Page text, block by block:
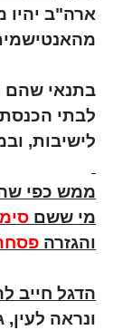
ארה"ב יהיו
בתנאי שהם
לבתי
לישיבות,
ממש כפי
מי ששם
והגזרה
הדגל חייב
ונראה